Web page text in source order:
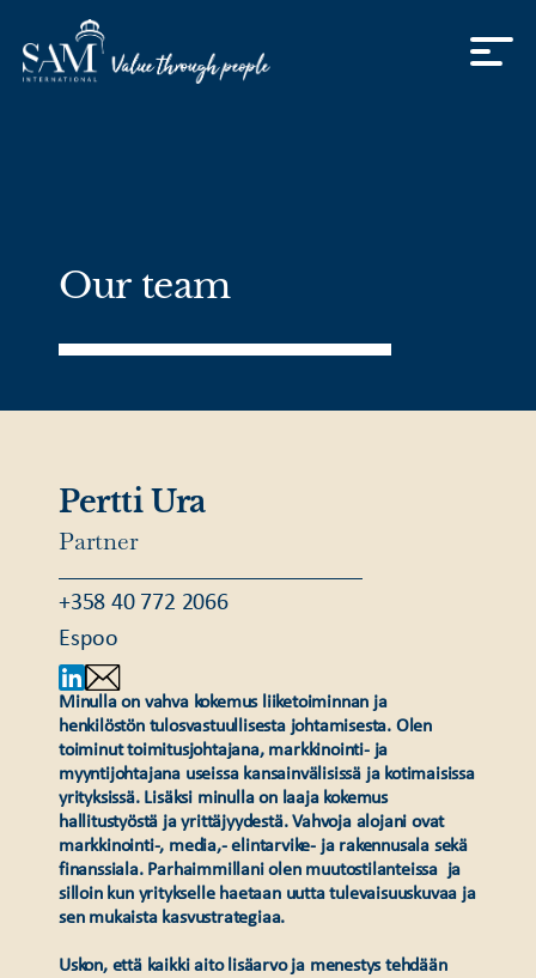
Our team
Pertti Ura
Partner
+358 40 772 2066
Espoo
Minulla on vahva kokemus liiketoiminnan ja
henkilöstön tulosvastuullisesta johtamisesta. Olen
toiminut toimitusjohtajana, markkinointi- ja
myyntijohtajana useissa kansainvälisissä ja kotimaisissa
yrityksissä. Lisäksi minulla on laaja kokemus
hallitustyöstä ja yrittäjyydestä. Vahvoja alojani ovat
markkinointi-, media,- elintarvike- ja rakennusala sekä
finanssiala. Parhaimmillani olen muutostilanteissa ja
silloin kun yritykselle haetaan uutta tulevaisuuskuvaa ja
sen mukaista kasvustrategiaa. ​
Uskon, että kaikki aito lisäarvo ja menestys tehdään